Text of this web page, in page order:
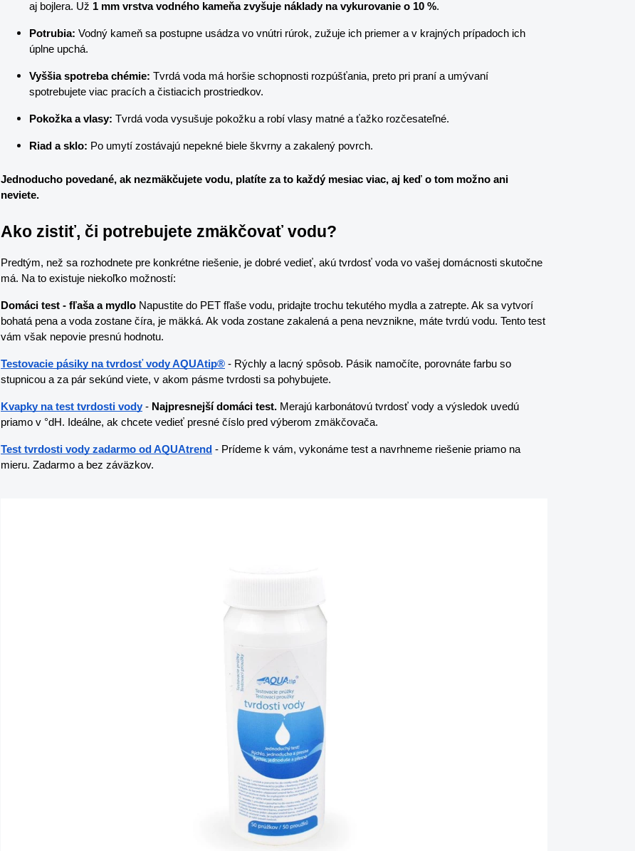
aj bojlera. Už 1 mm vrstva vodného kameňa zvyšuje náklady na vykurovanie o 10 %.
Potrubia: Vodný kameň sa postupne usádza vo vnútri rúrok, zužuje ich priemer a v krajných prípadoch ich
úplne upchá.
Vyššia spotreba chémie: Tvrdá voda má horšie schopnosti rozpúšťania, preto pri praní a umývaní
spotrebujete viac pracích a čistiacich prostriedkov.
Pokožka a vlasy: Tvrdá voda vysušuje pokožku a robí vlasy matné a ťažko rozčesateľné.
Riad a sklo: Po umytí zostávajú nepekné biele škvrny a zakalený povrch.
Jednoducho povedané, ak nezmäkčujete vodu, platíte za to každý mesiac viac, aj keď o tom možno ani
neviete.
Ako zistiť, či potrebujete zmäkčovať vodu?
Predtým, než sa rozhodnete pre konkrétne riešenie, je dobré vedieť, akú tvrdosť voda vo vašej domácnosti skutočne
má. Na to existuje niekoľko možností:
Domáci test - fľaša a mydlo Napustite do PET fľaše vodu, pridajte trochu tekutého mydla a zatrepte. Ak sa vytvorí
bohatá pena a voda zostane číra, je mäkká. Ak voda zostane zakalená a pena nevznikne, máte tvrdú vodu. Tento test
vám však nepovie presnú hodnotu.
Testovacie pásiky na tvrdosť vody AQUAtip® - Rýchly a lacný spôsob. Pásik namočíte, porovnáte farbu so
stupnicou a za pár sekúnd viete, v akom pásme tvrdosti sa pohybujete.
Kvapky na test tvrdosti vody - Najpresnejší domáci test. Merajú karbonátovú tvrdosť vody a výsledok uvedú
priamo v °dH. Ideálne, ak chcete vedieť presné číslo pred výberom zmäkčovača.
Test tvrdosti vody zadarmo od AQUAtrend - Prídeme k vám, vykonáme test a navrhneme riešenie priamo na
mieru. Zadarmo a bez záväzkov.